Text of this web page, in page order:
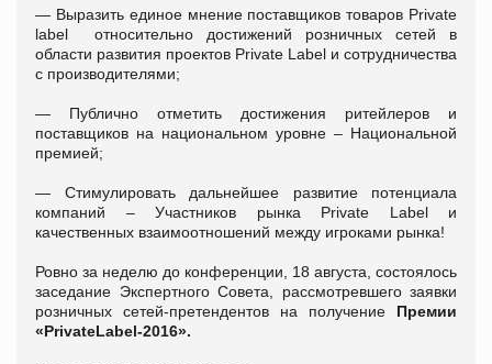
— Выразить единое мнение поставщиков товаров Private
label относительно достижений розничных сетей в
области развития проектов Private Label и сотрудничества
с производителями;
— Публично отметить достижения ритейлеров и
поставщиков на национальном уровне – Национальной
премией;
— Стимулировать дальнейшее развитие потенциала
компаний – Участников рынка Private Label и
качественных взаимоотношений между игроками рынка!
Ровно за неделю до конференции, 18 августа, состоялось
заседание Экспертного Совета, рассмотревшего заявки
розничных сетей-претендентов на получение Премии
«PrivateLabel-2016».